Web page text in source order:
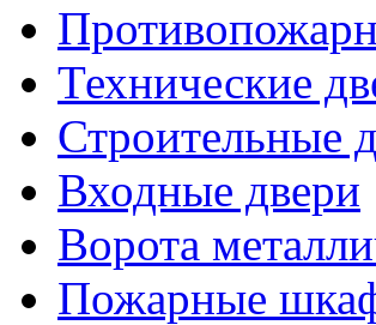
Технические
Строительные
Входные двери
Ворота
Пожарные